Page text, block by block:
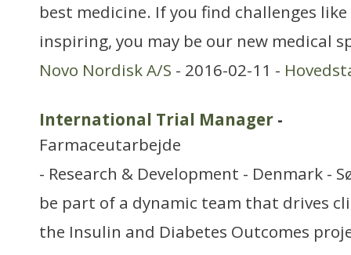
best medicine. If you find challenges
inspiring, you may be our new medical
Novo Nordisk A/S - 2016-02-11 -
International Trial Manager -
Farmaceutarbejde
- Research & Development - Denmark -
be part of a dynamic team that drives
the Insulin and Diabetes Outcomes